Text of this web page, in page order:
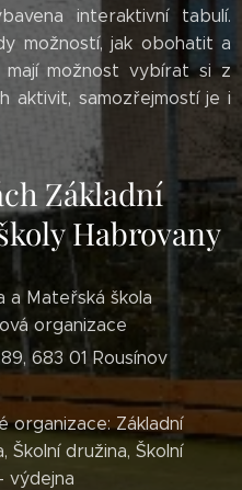
interaktivní tabulí.
možností, jak obohatit a
možnost vybírat si z
aktivit, samozřejmostí je i
Základní
Habrovany
a Mateřská škola
organizace
683 01 Rousínov
organizace: Základní
Školní družina, Školní
výdejna